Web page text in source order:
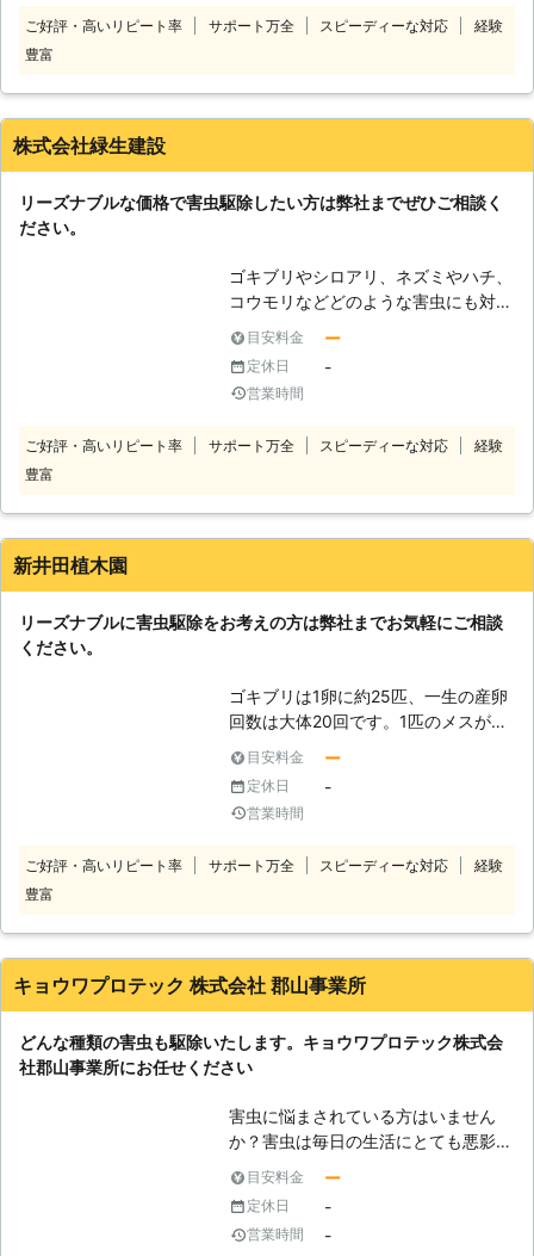
ない場合もあります。その時は弊社に
で、料金や内容が分かりやすく安心し
ご好評・高いリピート率 サポート万全 スピーディーな対応
経験
豊富
株式会社緑生建設
リーズナブルな価格で害虫駆除したい方は弊社までぜひご相談く
ださい。
ゴキブリやシロアリ、ネズミやハチ、
コウモリなどどのような害虫にも対応
しております。害虫のトラブルは自分
なりに気をつけていたつもりでも、い
つの間にか害虫が発生してしまうこと
があります。気がつくとキッチンにゴ
屋根裏でよくガサガサとなにかが動い
電話の際に対応しますスタッフにお話
目安料金 ー
定休日 -
営業時間
ご好評・高いリピート率 サポート万全 スピーディーな対応
経験
豊富
新井田植木園
リーズナブルに害虫駆除をお考えの方は弊社までお気軽にご相談
ください。
ゴキブリは1卵に約25匹、一生の産卵
回数は大体20回です。1匹のメスが一
生に産む子供の数は約500匹と言われ
ています。 シロアリの場合、女王ア
リは1日に数百個の卵を産みます。 ネ
ズミならば妊娠してから20日で出産
しかも、出産回数は1年で6回くらい
付いた時には100匹以上に増えている
こともあります。 これだけ害虫は繁
されていましたら、お早めにご連絡く
ださい。プロの技でスピーディーに駆
目安料金 ー
定休日 -
営業時間
ご好評・高いリピート率 サポート万全 スピーディーな対応
経験
豊富
キョウワプロテック 株式会社 郡山事業所
どんな種類の害虫も駆除いたします。キョウワプロテック株式会
社郡山事業所にお任せください
害虫に悩まされている方はいません
か？害虫は毎日の生活にとても悪影響
を及ぼしてしまいます。シロアリをは
じめ、ゴキブリやノミ・ダニは建物自
体にも人間にもダメージがかかりま
す。弊社はどのような種類の害虫も駆
目安料金 ー
定休日 -
営業時間 -